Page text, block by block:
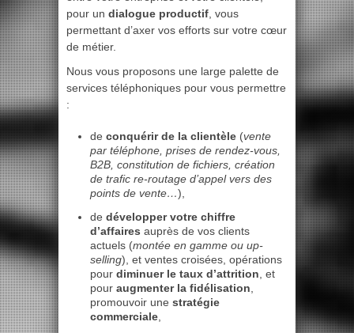
pour un dialogue productif , vous
permettant d’axer vos efforts sur votre cœur
de métier.
Nous vous proposons une large palette de
services téléphoniques pour vous permettre
:
de conquérir de la clientèle (vente
par téléphone, prises de rendez-vous,
B2B, constitution de fichiers, création
de trafic re-routage d’appel vers des
points de vente…),
de développer votre chiffre
d’affaires auprès de vos clients
actuels (montée en gamme ou up-
selling), et ventes croisées, opérations
pour diminuer le taux d’attrition , et
pour augmenter la fidélisation
promouvoir une stratégie
commerciale